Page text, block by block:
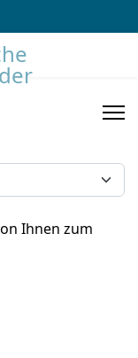
Ihnen zum